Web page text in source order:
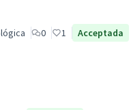
0 1 Acceptada